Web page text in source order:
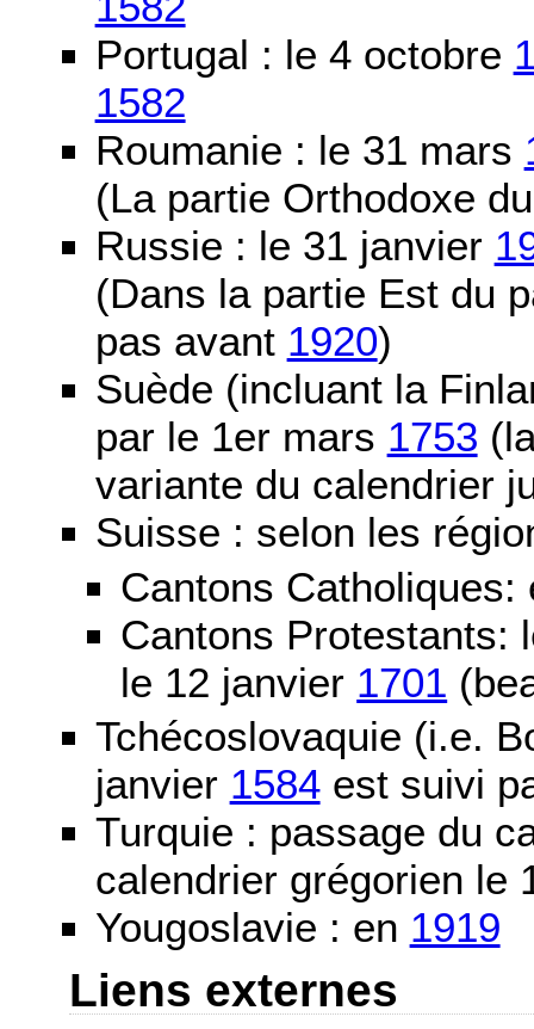
Portugal : le 4 octobre
1582
Roumanie : le 31 mars
(La partie Orthodoxe
Russie : le 31 janvier
(Dans la partie Est du
pas avant 1920)
Suède (incluant la
par le 1er mars 1753
variante du calendrier
Suisse : selon les
Cantons
Cantons Protestants:
le 12 janvier 1701
Tchécoslovaquie (i.e.
janvier 1584est suivi
Turquie : passage du
calendrier grégorien le
Yougoslavie : en 1919
Liens externes